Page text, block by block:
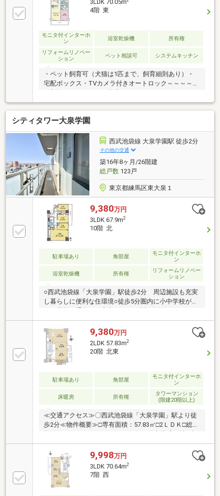
3LDK 70.05m
4階 東
モニタ付インターホ
ン
浴室乾燥機 所有権
リフォームリノベー
ション
ペット相談可 システムキッチン
・ペット飼育可（犬猫は1匹まで、飼育細則あり）・
宅配ボックス・TVカメラ付きオートロック～～～～～
（2026年5月11日完了）・フローリング張替・建具全
室新規交換・クロス張替・システムキッチン新規交
換・ユニットバス新規交換・トイレ新規交換・洗面化
粧台新規交換・給湯器新規交換・洗濯機パン新規交
換・ダウンライト新規取付・玄関人感センサー新規取
付 ・・・等～～～～～～～～～～～～～～～～～～
～～～～～
シティタワー大泉学園
西武池袋線 大泉学園駅 徒歩2分
その他の交通
築16年8ヶ月/26階建
総戸数123戸
東京都練馬区東大泉１
9,380万円
3LDK 67.9m2
10階 北
駐車場あり 角部屋
モニタ付インターホ
ン
浴室乾燥機 所有権
リフォームリノベー
ション
○西武池袋線「大泉学園」駅徒歩2分 周辺施設も充実
し暮らしに便利な住環境○徒歩5分圏内に小中学校があ
採光・眺望良好○内装一部リフォーム実施済・システ
ムキッチン一部設備交換・ユニットバス一部設備交
換・トイレ交換・クロス張替え・フローリング水性UV
コーティング・LEDダウンライト取付・玄関にエコカ
ラット設置・ハウスクリーニング 等○ペット飼育可
（細則有り）○オートロック・宅配ボックス完備○ご内
覧予約受付中です。 お気軽にお問い合わせくださ
9,380万円
2LDK 57.83m2
20階 北東
駐車場あり 角部屋
モニタ付インターホ
ン
床暖房 所有権
タワーマンション
(階建20階以上)
≪交通アクセス≫〇西武池袋線「大泉学園」駅より徒
歩2分≪物件概要≫□専有面積：57.83㎡□2ＬＤＫ□総戸
分譲□2010年1月築 □ダブルオートロックシステム□
ホテルライクな内廊下□ペット飼育可（但し、管理規
約による制限有り）≪設備≫□ディスポーザー□テレビ
モニター付インターホン□独立手洗いボウル付タンク
レス型トイレ□三面鏡型収納付システム洗面化粧台□風
呂追い焚き機能付□浴室換気乾燥機□宅配ＢＯＸ
9,998万円
3LDK 70.64m2
7階 西